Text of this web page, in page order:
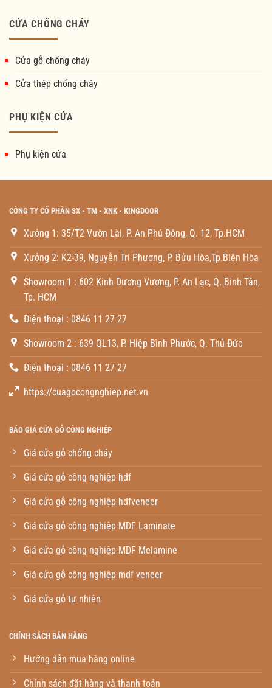
CỬA CHỐNG CHÁY
Cửa gỗ chống cháy
Cửa thép chống cháy
PHỤ KIỆN CỬA
Phụ kiện cửa
CÔNG TY CỔ PHẦN SX - TM - XNK - KINGDOOR
Xưởng 1: 35/T2 Vườn Lài, P. An Phú Đông, Q. 12, Tp.HCM
Xưởng 2: K2-39, Nguyễn Tri Phương, P. Bửu Hòa,Tp.Biên Hòa
Showroom 1 : 602 Kinh Dương Vương, P. An Lạc, Q. Binh Tân,
Tp. HCM
Điện thoại : 0846 11 27 27
Showroom 2 : 639 QL13, P. Hiệp Bình Phước, Q. Thủ Đức
Điện thoại : 0846 11 27 27
https://cuagocongnghiep.net.vn
BÁO GIÁ CỬA GỖ CÔNG NGHIỆP
Giá cửa gỗ chống cháy
Giá cửa gỗ công nghiệp hdf
Giá cửa gỗ công nghiệp hdfveneer
Giá cửa gỗ công nghiệp MDF Laminate
Giá cửa gỗ công nghiệp MDF Melamine
Giá cửa gỗ công nghiệp mdf veneer
Giá cửa gỗ tự nhiên
CHÍNH SÁCH BÁN HÀNG
Hướng dẫn mua hàng online
Chính sách đặt hàng và thanh toán